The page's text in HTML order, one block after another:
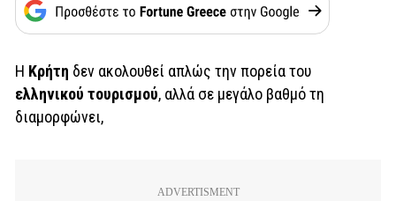
H Κρήτη δεν ακολουθεί απλώς την πορεία του
ελληνικού τουρισμού, αλλά σε μεγάλο βαθμό τη
διαμορφώνει,